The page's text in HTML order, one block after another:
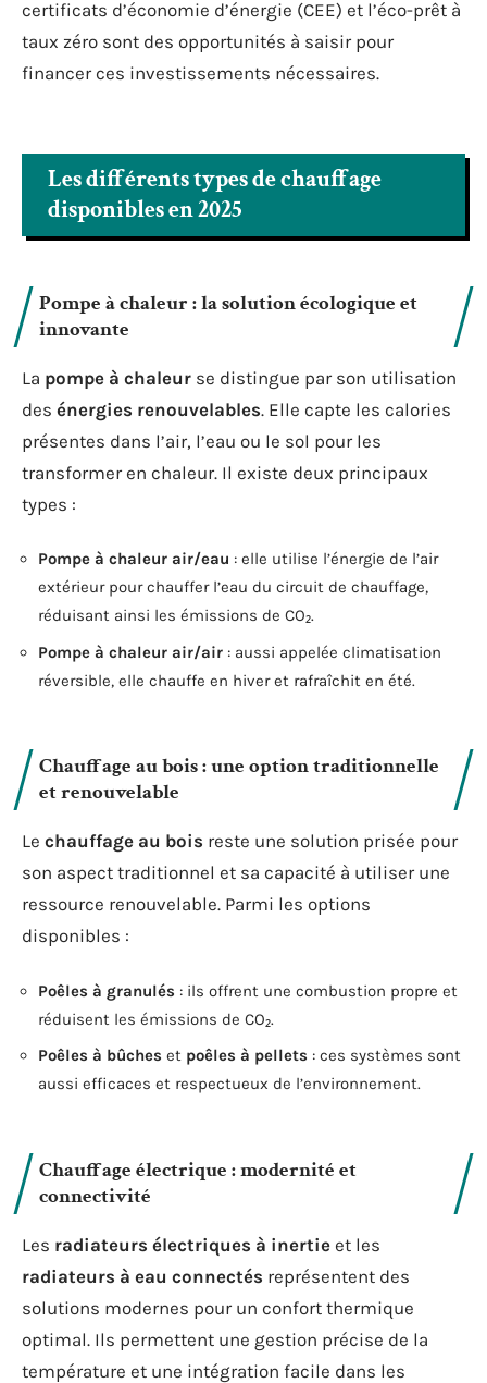
certificats d’économie d’énergie (CEE) et l’éco-prêt à
taux zéro sont des opportunités à saisir pour
financer ces investissements nécessaires.
Les différents types de chauffage
disponibles en 2025
Pompe à chaleur : la solution écologique et
innovante
La pompe à chaleur se distingue par son utilisation
des énergies renouvelables. Elle capte les calories
présentes dans l’air, l’eau ou le sol pour les
transformer en chaleur. Il existe deux principaux
types :
Pompe à chaleur air/eau : elle utilise l’énergie de l’air
extérieur pour chauffer l’eau du circuit de chauffage,
réduisant ainsi les émissions de CO₂.
Pompe à chaleur air/air : aussi appelée climatisation
réversible, elle chauffe en hiver et rafraîchit en été.
Chauffage au bois : une option traditionnelle
et renouvelable
Le chauffage au bois reste une solution prisée pour
son aspect traditionnel et sa capacité à utiliser une
ressource renouvelable. Parmi les options
disponibles :
Poêles à granulés : ils offrent une combustion propre et
réduisent les émissions de CO₂.
Poêles à bûches et poêles à pellets : ces systèmes sont
aussi efficaces et respectueux de l’environnement.
Chauffage électrique : modernité et
connectivité
Les radiateurs électriques à inertie et les
radiateurs à eau connectés représentent des
solutions modernes pour un confort thermique
optimal. Ils permettent une gestion précise de la
température et une intégration facile dans les